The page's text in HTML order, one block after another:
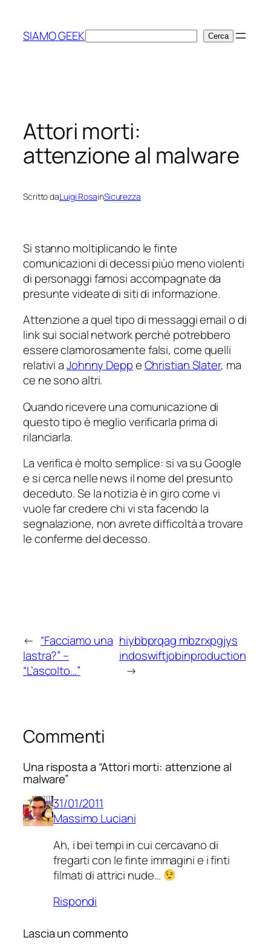
contenuto
SIAMO GEEKCerca Cerca
Attori morti:
attenzione al malware
Scritto daLuigi RosainSicurezza
Si stanno moltiplicando le finte
comunicazioni di decessi piùo meno violenti
di personaggi famosi accompagnate da
presunte videate di siti di informazione.
Attenzione a quel tipo di messaggi email o di
link sui social network perché potrebbero
essere clamorosamente falsi, come quelli
relativi aJohnny DeppeChristian Slater, ma
ce ne sono altri.
Quando ricevere una comunicazione di
questo tipo è meglio verificarla prima di
rilanciarla.
La verifica è molto semplice: si va su Google
e si cerca nelle news il nome del presunto
deceduto. Se la notizia è in giro come vi
vuole far credere chi vi sta facendo la
segnalazione, non avrete difficoltà a trovare
le conferme del decesso.
← “Facciamo una
lastra?” –
“L’ascolto…”
hiybbprqag mbzrxpgjys
indoswiftjobinproduction
→
Commenti
Una risposta a “Attori morti: attenzione al
malware”
31/01/2011
Massimo Luciani
Ah, i bei tempi in cui cercavano di
fregarti con le finte immagini e i finti
filmati di attrici nude…
Rispondi
Lascia un commento